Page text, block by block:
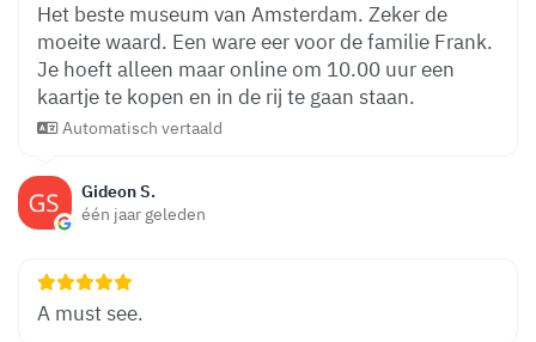
Gideon S.
één jaar geleden
Het beste museum van Amsterdam. Zeker de
moeite waard. Een ware eer voor de familie Frank.
Je hoeft alleen maar online om 10.00 uur een
kaartje te kopen en in de rij te gaan staan.
Automatisch vertaald
A must see.